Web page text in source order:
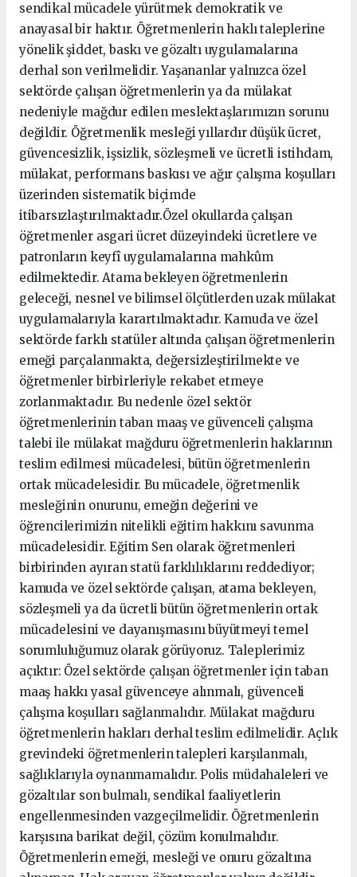
sendikal mücadele yürütmek demokratik ve
anayasal bir haktır. Öğretmenlerin haklı taleplerine
yönelik şiddet, baskı ve gözaltı uygulamalarına
derhal son verilmelidir. Yaşananlar yalnızca özel
sektörde çalışan öğretmenlerin ya da mülakat
nedeniyle mağdur edilen meslektaşlarımızın sorunu
değildir. Öğretmenlik mesleği yıllardır düşük ücret,
güvencesizlik, işsizlik, sözleşmeli ve ücretli istihdam,
mülakat, performans baskısı ve ağır çalışma koşulları
üzerinden sistematik biçimde
itibarsızlaştırılmaktadır.Özel okullarda çalışan
öğretmenler asgari ücret düzeyindeki ücretlere ve
patronların keyfî uygulamalarına mahkûm
edilmektedir. Atama bekleyen öğretmenlerin
geleceği, nesnel ve bilimsel ölçütlerden uzak mülakat
uygulamalarıyla karartılmaktadır. Kamuda ve özel
sektörde farklı statüler altında çalışan öğretmenlerin
emeği parçalanmakta, değersizleştirilmekte ve
öğretmenler birbirleriyle rekabet etmeye
zorlanmaktadır. Bu nedenle özel sektör
öğretmenlerinin taban maaş ve güvenceli çalışma
talebi ile mülakat mağduru öğretmenlerin haklarının
teslim edilmesi mücadelesi, bütün öğretmenlerin
ortak mücadelesidir. Bu mücadele, öğretmenlik
mesleğinin onurunu, emeğin değerini ve
öğrencilerimizin nitelikli eğitim hakkını savunma
mücadelesidir. Eğitim Sen olarak öğretmenleri
birbirinden ayıran statü farklılıklarını reddediyor;
kamuda ve özel sektörde çalışan, atama bekleyen,
sözleşmeli ya da ücretli bütün öğretmenlerin ortak
mücadelesini ve dayanışmasını büyütmeyi temel
sorumluluğumuz olarak görüyoruz. Taleplerimiz
açıktır: Özel sektörde çalışan öğretmenler için taban
maaş hakkı yasal güvenceye alınmalı, güvenceli
çalışma koşulları sağlanmalıdır. Mülakat mağduru
öğretmenlerin hakları derhal teslim edilmelidir. Açlık
grevindeki öğretmenlerin talepleri karşılanmalı,
sağlıklarıyla oynanmamalıdır. Polis müdahaleleri ve
gözaltılar son bulmalı, sendikal faaliyetlerin
engellenmesinden vazgeçilmelidir. Öğretmenlerin
karşısına barikat değil, çözüm konulmalıdır.
Öğretmenlerin emeği, mesleği ve onuru gözaltına